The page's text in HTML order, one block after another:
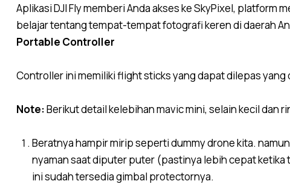
Aplikasi DJI Fly memberi Anda akses ke SkyPixel,
belajar tentang tempat-tempat fotografi keren di daerah
Portable Controller
Controller ini memiliki flight sticks yang dapat dilepas
Note:Berikut detail kelebihan mavic mini, selain kecil dan
Beratnya hampir mirip seperti dummy drone kita.
nyaman saat diputer puter (pastinya lebih cepat ketika
ini sudah tersedia gimbal protectornya.